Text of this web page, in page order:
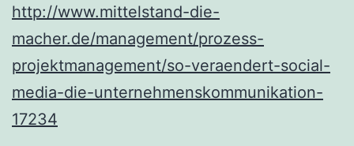
http://www.mittelstand-die-
macher.de/management/prozess-
projektmanagement/so-veraendert-social-
media-die-unternehmenskommunikation-
17234